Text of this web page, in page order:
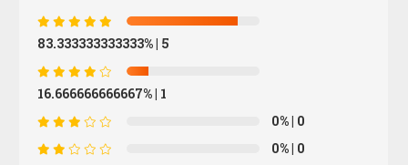
83.333333333333%| 5
16.666666666667%| 1
0%| 0
0%| 0
Trang dễ lựa sản phẩm cực, phân loại rõ ràng, không
rành mấy này mà mua cũng dễ
CH
(Đánh giá 1 năm trước)